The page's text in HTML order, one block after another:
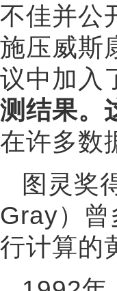
不佳并公
施压威斯
议中加入
测结果。
在许多数
图灵奖
Gray）曾
行计算的